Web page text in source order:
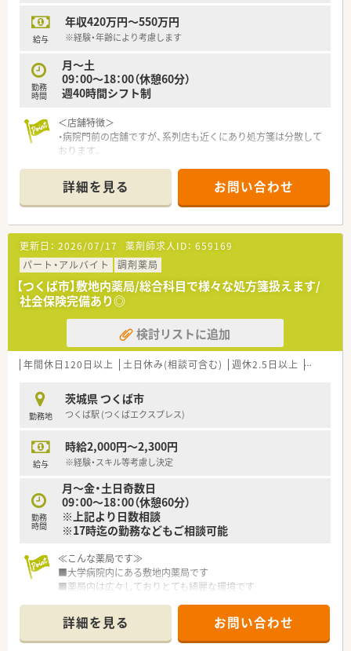
給与
年収420万円～550万円
※経験・年齢により考慮します
勤務
時間
月～土
09：00～18：00（休憩60分）
週40時間シフト制
＜店舗特徴＞
・病院門前の店舗ですが、系列店も近くにあり処方箋は分散して
おります。
余裕をもって対応することができる環境です。
・周辺にはコンビニもあるのでちょっとしたお買い物も可能なエ
リアです。
※配属店舗は面接後に最終提示となります※
＜こんな会社です＞
・大学病院や総合病院の門前薬局を中心に、全国約700店舗以上
展開しています。
・患者さまの健康の為、業界トップクラスの質の高い医療サービ
スを提供の為、
大学病院・総合病院を中心とした門前薬局への出店割合は
62.3％、在宅医療の実施実績94％等、
いずれも高い割合を占めています。
・利益率、全調剤薬局の中で日本一の企業です！
調剤報酬改定にも影響を受けにくく、将来性のある会社です。
＜安心の福利厚生＞
テージに合わせた福利厚生を充実させています。
・産育休の取得実績、もちろんございます！
は97％！（2020年度）
・結婚や出産などのライフステージに変化がある際など、安心し
て働き続けることが出来ます。
・他にも勤務形態に沿った住宅手当、家賃補助制度完備。
＜充実の研修制度＞
・研修カリキュラムや学習コンテンツが豊富にあります。
大学病院での実務研修など、医療機関と連携して学べる機会も
あり、医療人として成長ができます。
・最先端の知識を学べる環境があります！
ハイレベルな医療を提供する人材育成の為、より力を入れてい
詳細を見る お問い合わせ
更新日： 2026/07/17 薬剤師求人ID： 659169
パート・アルバイト
調剤薬局
【つくば市】敷地内薬局/総合科目で様々な処方箋扱えます/
社会保険完備あり◎
検討リストに追加
年間休日120日以上 土日休み(相談可含む) 週休2.5日以上 週32h以
勤務地
茨城県 つくば市
つくば駅 (つくばエクスプレス)
給与
時給2,000円～2,300円
※経験・スキル等考慮し決定
勤務
時間
月～金・土日奇数日
09：00～18：00（休憩60分）
※上記より日数相談
※17時迄の勤務などもご相談可能
≪こんな薬局です≫
■大学病院内にある敷地内薬局です
■薬局内は広々しておりとても綺麗な環境です
も相談可能です
≪こんな会社です≫
詳細を見る お問い合わせ